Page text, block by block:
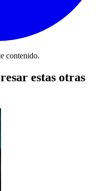
contenido.
estas otras